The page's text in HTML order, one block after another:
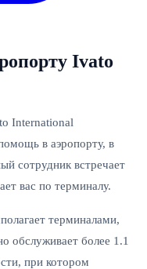
Ivato
International
в аэропорту, в
сотрудник встречает
вас по терминалу.
терминалами,
обслуживает более 1.1
при котором